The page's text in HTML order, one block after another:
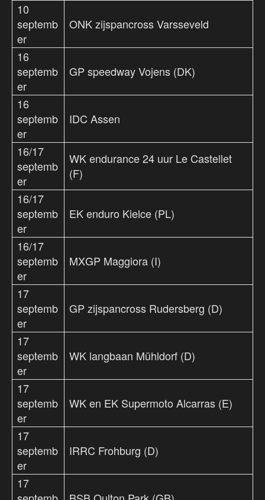
10
septemb
er
ONK zijspancross Varsseveld
16
septemb
er
GP speedway Vojens (DK)
16
septemb
er
IDC Assen
16/17
septemb
er
WK endurance 24 uur Le Castellet
(F)
16/17
septemb
er
EK enduro Kielce (PL)
16/17
septemb
er
MXGP Maggiora (I)
17
septemb
er
GP zijspancross Rudersberg (D)
17
septemb
er
WK langbaan Mühldorf (D)
17
septemb
er
WK en EK Supermoto Alcarras (E)
17
septemb
er
IRRC Frohburg (D)
17